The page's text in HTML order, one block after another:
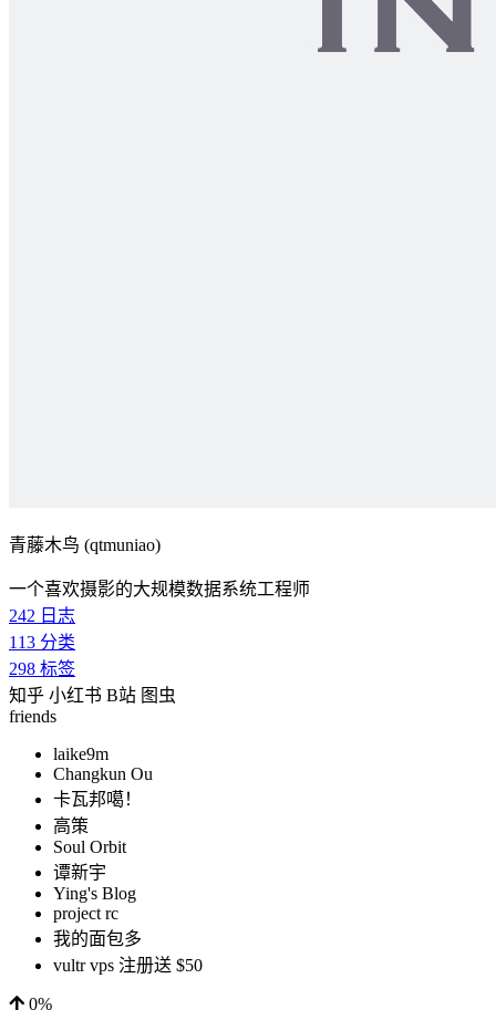
青藤木鸟 (qtmuniao)
一个喜欢摄影的大规模数据系统工程师
242 日志
113 分类
298 标签
知乎 小红书 B站 图虫
friends
laike9m
Changkun Ou
卡瓦邦噶！
高策
Soul Orbit
谭新宇
Ying's Blog
project rc
我的面包多
vultr vps 注册送 $50
0%